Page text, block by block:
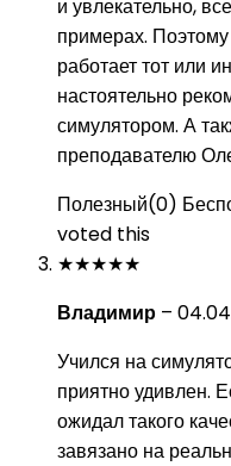
и увлекательно,
примерах.
работает тот или
настоятельно
симулятором. А
преподавателю
Полезный(0)
voted this
★★★★★
Владимир –
Учился на
приятно удивлен.
ожидал такого
завязано на